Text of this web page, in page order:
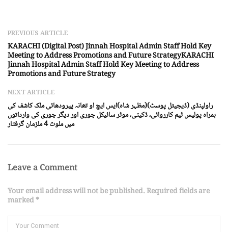
PREVIOUS ARTICLE
KARACHI (Digital Post) Jinnah Hospital Admin Staff Hold Key
Meeting to Address Promotions and Future StrategyKARACHI
Jinnah Hospital Admin Staff Hold Key Meeting to Address
Promotions and Future Strategy
NEXT ARTICLE
راولپنڈی (ڈیجیٹل پوسٹ)(مظہر شاہ)ایس ایچ او تھانہ پیرودھائی ملک کاشف کی
ہمراہ پولیس ٹیم کارروائی، ڈکیتی، موٹر سائیکل چوری اور دیگر چوری کی وارداتوں
میں ملوث 4 ملزمان گرفتار
Leave a Comment
Your email address will not be published. Required fields are
marked *